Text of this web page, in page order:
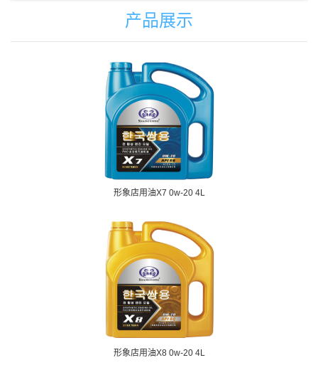
产品展示
形象店用油X7 0w-20 4L
形象店用油X8 0w-20 4L